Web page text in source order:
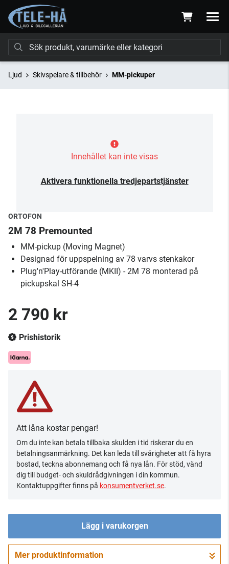
Ljud Skivspelare & tillbehör MM-pickuper
Innehållet kan inte visas
Aktivera funktionella tredjepartstjänster
ORTOFON
2M 78 Premounted
MM-pickup (Moving Magnet)
Designad för uppspelning av 78 varvs stenkakor
Plug'n'Play-utförande (MKII) - 2M 78 monterad på
pickupskal SH-4
2 790 kr
Prishistorik
Att låna kostar pengar!
Om du inte kan betala tillbaka skulden i tid riskerar du en
betalningsanmärkning. Det kan leda till svårigheter att få hyra
bostad, teckna abonnemang och få nya lån. För stöd, vänd
dig till budget- och skuldrådgivningen i din kommun.
Kontaktuppgifter finns på konsumentverket.se.
Lägg i varukorgen
Gå till kassan
Mer produktinformation